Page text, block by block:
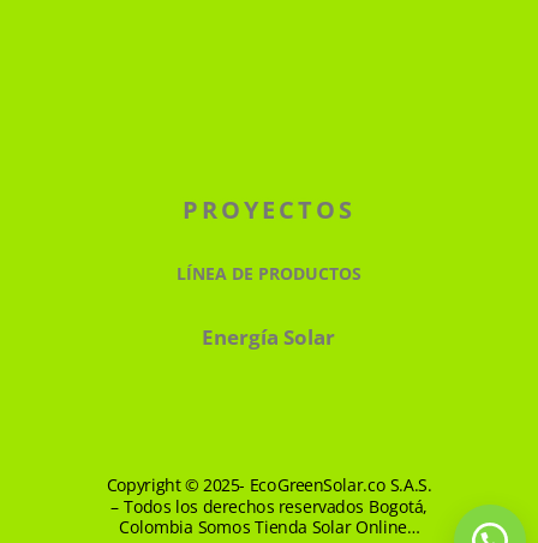
PROYECTOS
LÍNEA DE PRODUCTOS
Energía Solar
Copyright © 2025- EcoGreenSolar.co S.A.S.
– Todos los derechos reservados Bogotá,
Colombia Somos Tienda Solar Online…